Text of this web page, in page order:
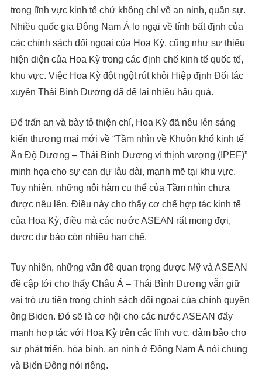
trong lĩnh vực kinh tế chứ không chỉ về an ninh, quân sự.
Nhiều quốc gia Đông Nam Á lo ngại về tính bất định của
các chính sách đối ngoại của Hoa Kỳ, cũng như sự thiếu
hiện diện của Hoa Kỳ trong các định chế kinh tế quốc tế,
khu vực. Việc Hoa Kỳ đột ngột rút khỏi Hiệp định Đối tác
xuyên Thái Bình Dương đã để lại nhiều hậu quả.
Để trấn an và bày tỏ thiện chí, Hoa Kỳ đã nêu lên sáng
kiến thương mại mới về “Tầm nhìn về Khuôn khổ kinh tế
Ấn Độ Dương – Thái Bình Dương vì thịnh vượng (IPEF)”
minh họa cho sự can dự lâu dài, mạnh mẽ tại khu vực.
Tuy nhiên, những nội hàm cụ thể của Tầm nhìn chưa
được nêu lên. Điều này cho thấy cơ chế hợp tác kinh tế
của Hoa Kỳ, điều mà các nước ASEAN rất mong đợi,
được dự báo còn nhiều hạn chế.
Tuy nhiên, những vấn đề quan trọng được Mỹ và ASEAN
đề cập tới cho thấy Châu Á – Thái Bình Dương vẫn giữ
vai trò ưu tiên trong chính sách đối ngoại của chính quyền
ông Biden. Đó sẽ là cơ hội cho các nước ASEAN đẩy
mạnh hợp tác với Hoa Kỳ trên các lĩnh vực, đảm bảo cho
sự phát triển, hòa bình, an ninh ở Đông Nam Á nói chung
và Biển Đông nói riêng.